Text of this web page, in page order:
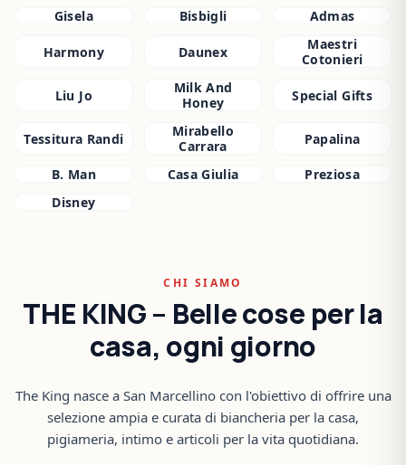
Gisela Bisbigli Admas
Harmony Daunex
Maestri
Cotonieri
Liu Jo
Milk And
Honey
Special Gifts
Tessitura Randi
Mirabello
Carrara
Papalina
B. Man Casa Giulia
Preziosa
Disney
CHI SIAMO
THE KING – Belle cose per la
casa, ogni giorno
The King nasce a San Marcellino con l'obiettivo di offrire una
selezione ampia e curata di biancheria per la casa,
pigiameria, intimo e articoli per la vita quotidiana.